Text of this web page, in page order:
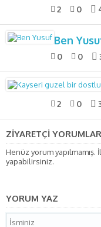
2 0
Ben
0 0
2 0
ZİYARETÇİ
Henüz yorum yapılmamış.
yapabilirsiniz.
YORUM YAZ